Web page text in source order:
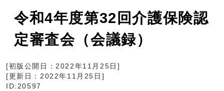
令和4年度第32回介護保険認
定審査会（会議録）
[初版公開日：2022年11月25日 ]
[更新日： 2022年11月25日 ]
ID:20597